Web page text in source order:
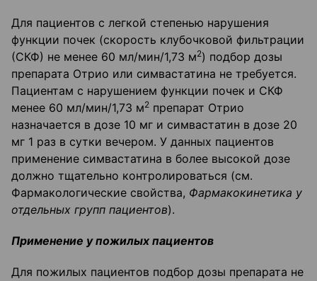
Для пациентов с легкой степенью нарушения
функции почек (скорость клубочковой фильтрации
(СКФ) не менее 60 мл/мин/1,73 м2) подбор дозы
препарата Отрио или симвастатина не требуется.
Пациентам с нарушением функции почек и СКФ
менее 60 мл/мин/1,73 м2 препарат Отрио
назначается в дозе 10 мг и симвастатин в дозе 20
мг 1 раз в сутки вечером. У данных пациентов
применение симвастатина в более высокой дозе
должно тщательно контролироваться (см.
Фармакологические свойства, Фармакокинетика у
отдельных групп пациентов).
Применение у пожилых пациентов
Для пожилых пациентов подбор дозы препарата не